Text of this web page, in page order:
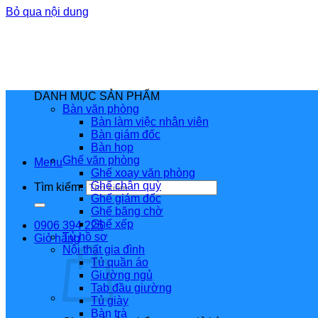
Bỏ qua nội dung
Menu
Tìm kiếm:
0906 394 225
Giỏ hàng
DANH MỤC SẢN PHẨM
Bàn văn phòng
Bàn làm việc nhân viên
Bàn giám đốc
Bàn họp
Ghế văn phòng
Ghế xoay văn phòng
Ghế chân quỳ
Ghế giám đốc
Ghế băng chờ
Ghế xếp
Tủ hồ sơ
Nội thất gia đình
Tủ quần áo
Giường ngủ
Tab đầu giường
Tủ giày
Bàn trà